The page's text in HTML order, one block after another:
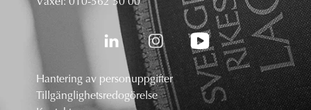
Hantering av personuppgifter
Tillgänglighetsredogörelse